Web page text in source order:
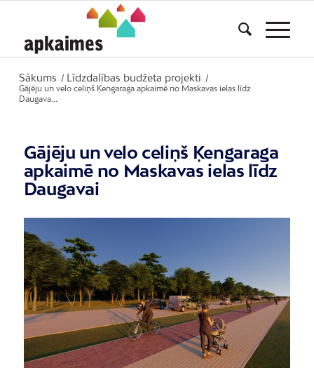
Sākums / Līdzdalības budžeta projekti
/
Gājēju un velo celiņš Ķengaraga apkaimē no Maskavas ielas līdz
Daugava...
Gājēju un velo celiņš Ķengaraga
apkaimē no Maskavas ielas līdz
Daugavai